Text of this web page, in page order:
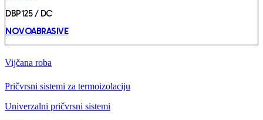
DBP125 / DC
NOVOABRASIVE
Vijčana roba
Pričvrsni sistemi za termoizolaciju
Univerzalni pričvrsni sistemi